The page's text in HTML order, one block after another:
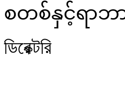
စတစ်နှင့်ရာဘာလုပ်
ডিরেক্টরি